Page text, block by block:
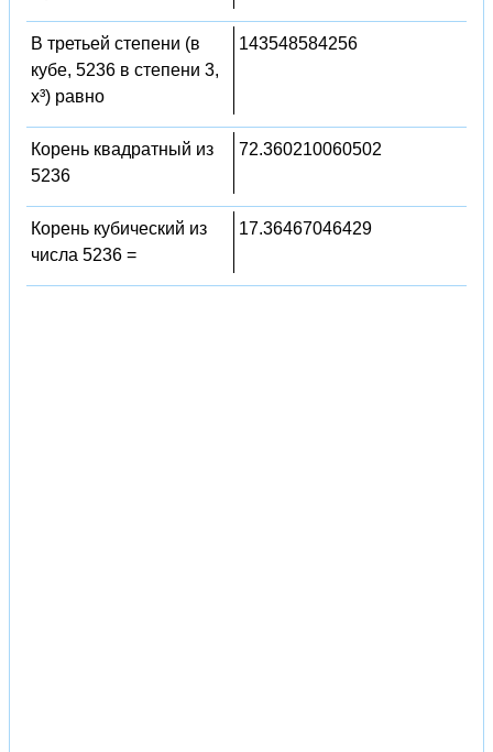
В третьей степени (в
кубе, 5236 в степени 3,
x³) равно
143548584256
Корень квадратный из
5236
72.360210060502
Корень кубический из
числа 5236 =
17.36467046429